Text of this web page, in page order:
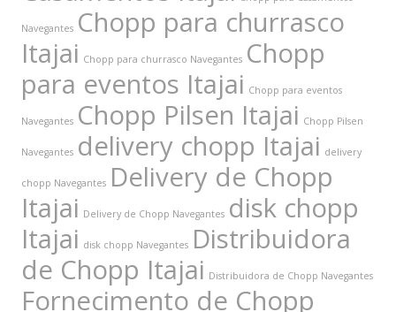
Navegantes Chopp para churrasco
Itajai Chopp para churrasco Navegantes Chopp
para eventos Itajai Chopp para eventos
Navegantes Chopp Pilsen Itajai Chopp Pilsen
Navegantes delivery chopp Itajai delivery
chopp Navegantes Delivery de Chopp
Itajai Delivery de Chopp Navegantes disk chopp
Itajai disk chopp Navegantes Distribuidora
de Chopp Itajai Distribuidora de Chopp Navegantes
Fornecimento de Chopp